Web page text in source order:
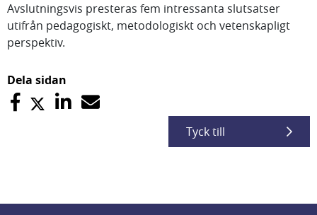
Avslutningsvis presteras fem intressanta slutsatser
utifrån pedagogiskt, metodologiskt och vetenskapligt
perspektiv.
Dela sidan
Tyck till